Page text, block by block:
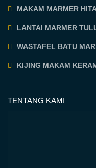
MAKAM MARMER
LANTAI MARMER
WASTAFEL BATU
KIJING MAKAM
TENTANG KAMI